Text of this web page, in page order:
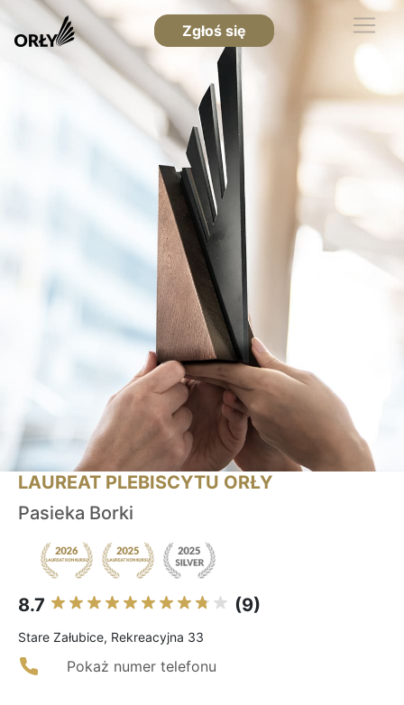
Zgłoś się
LAUREAT PLEBISCYTU ORŁY
Pasieka Borki
8.7 (9)
Stare Załubice, Rekreacyjna 33
Pokaż numer telefonu